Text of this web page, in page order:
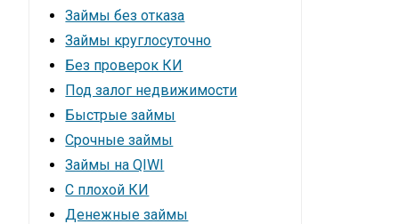
Займы без отказа
Займы круглосуточно
Без проверок КИ
Под залог недвижимости
Быстрые займы
Срочные займы
Займы на QIWI
С плохой КИ
Денежные займы